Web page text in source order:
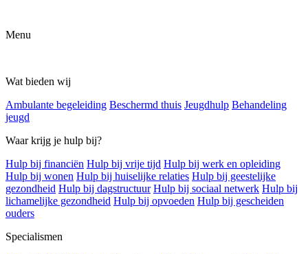
Menu
Wat bieden wij
Ambulante begeleiding Beschermd thuis Jeugdhulp Behandeling
jeugd
Waar krijg je hulp bij?
Hulp bij financiën Hulp bij vrije tijd Hulp bij werk en opleiding
Hulp bij wonen Hulp bij huiselijke relaties Hulp bij geestelijke
gezondheid Hulp bij dagstructuur Hulp bij sociaal netwerk Hulp bij
lichamelijke gezondheid Hulp bij opvoeden Hulp bij gescheiden
ouders
Specialismen